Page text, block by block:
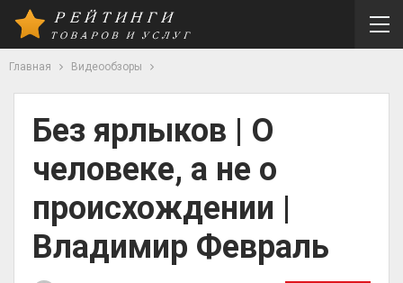
Главная Видеообзоры
Без ярлыков | О
человеке, а не о
происхождении |
Владимир Февраль